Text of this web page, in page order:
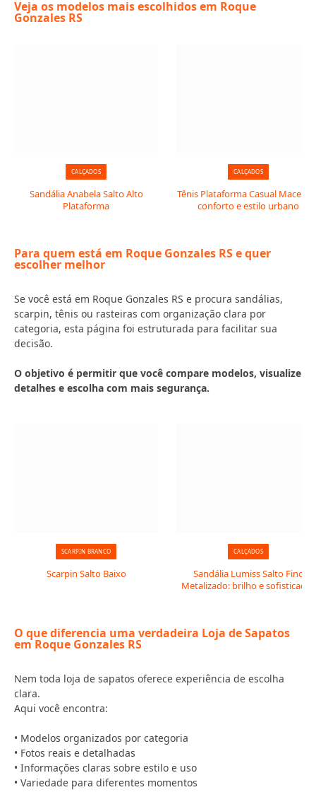
Veja os modelos mais escolhidos em Roque
Gonzales RS
CALÇADOS
Sandália Anabela Salto Alto
Plataforma
CALÇADOS
Tênis Plataforma Casual
conforto e estilo urbano
Para quem está em Roque Gonzales RS e quer
escolher melhor
Se você está em Roque Gonzales RS e procura sandálias,
scarpin, tênis ou rasteiras com organização clara por
categoria, esta página foi estruturada para facilitar sua
decisão.
O objetivo é permitir que você compare modelos, visualize
detalhes e escolha com mais segurança.
SCARPIN BRANCO
Scarpin Salto Baixo
CALÇADOS
Sandália Lumiss Salto Fino
Metalizado: brilho e sofisticação
O que diferencia uma verdadeira Loja de Sapatos
em Roque Gonzales RS
Nem toda loja de sapatos oferece experiência de escolha
clara.
Aqui você encontra:
• Modelos organizados por categoria
• Fotos reais e detalhadas
• Informações claras sobre estilo e uso
• Variedade para diferentes momentos